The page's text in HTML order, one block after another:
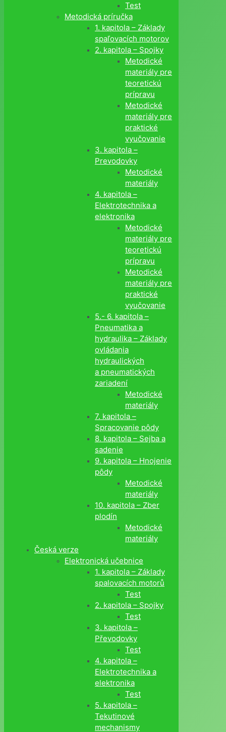
Test
Metodická príručka
1. kapitola – Základy
spaľovacích motorov
2. kapitola – Spojky
Metodické
materiály pre
teoretickú
prípravu
Metodické
materiály pre
praktické
vyučovanie
3. kapitola –
Prevodovky
Metodické
materiály
4. kapitola –
Elektrotechnika a
elektronika
Metodické
materiály pre
teoretickú
prípravu
Metodické
materiály pre
praktické
vyučovanie
5.- 6. kapitola –
Pneumatika a
hydraulika – Základy
ovládania
hydraulických
a pneumatických
zariadení
Metodické
materiály
7. kapitola –
Spracovanie pôdy
8. kapitola – Sejba a
sadenie
9. kapitola – Hnojenie
pôdy
Metodické
materiály
10. kapitola – Zber
plodín
Metodické
materiály
Česká verze
Elektronická učebnice
1. kapitola – Základy
spalovacích motorů
Test
2. kapitola – Spojky
Test
3. kapitola –
Převodovky
Test
4. kapitola –
Elektrotechnika a
elektronika
Test
5. kapitola –
Tekutinové
mechanismy